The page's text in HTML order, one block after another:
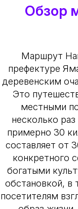
Обзор
Маршрут
префектуре
деревенским
Это
местными
несколько
примерно 30
составляет от
конкретного
богатыми
обстановкой, в
посетителям